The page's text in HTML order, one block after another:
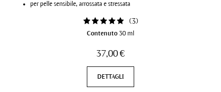
per pelle sensibile, arrossata e stressata
(3)
Contenuto 30 ml
37,00 €
DETTAGLI